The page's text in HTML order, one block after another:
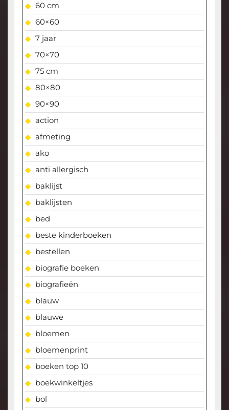
60 cm
60×60
7 jaar
70×70
75 cm
80×80
90×90
action
afmeting
ako
anti allergisch
baklijst
baklijsten
bed
beste kinderboeken
bestellen
biografie boeken
biografieën
blauw
blauwe
bloemen
bloemenprint
boeken top 10
boekwinkeltjes
bol